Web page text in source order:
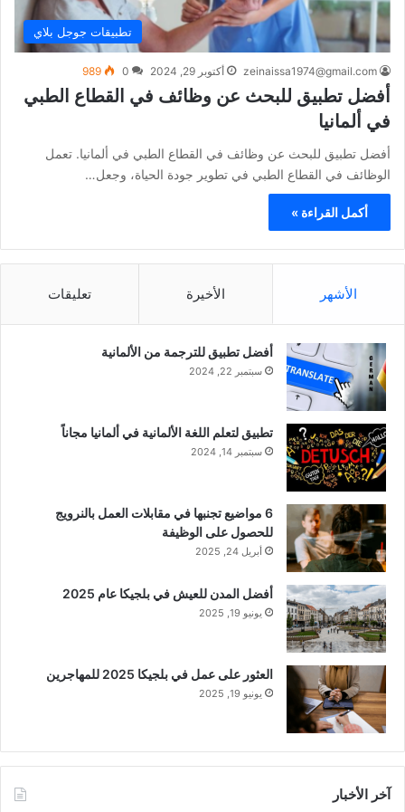
تطبيقات جوجل بلاي
zeinaissa1974@gmail.com أكتوبر 29, 2024 0
989
أفضل تطبيق للبحث عن وظائف في القطاع الطبي
في ألمانيا
أفضل تطبيق للبحث عن وظائف في القطاع الطبي في ألمانيا. تعمل
الوظائف في القطاع الطبي في تطوير جودة الحياة، وجعل…
أكمل القراءة »
الأشهر الأخيرة تعليقات
أفضل تطبيق للترجمة من الألمانية
سبتمبر 22, 2024
تطبيق لتعلم اللغة الألمانية في ألمانيا مجاناً
سبتمبر 14, 2024
6 مواضيع تجنبها في مقابلات العمل بالنرويج
للحصول على الوظيفة
أبريل 24, 2025
أفضل المدن للعيش في بلجيكا عام 2025
يونيو 19, 2025
العثور على عمل في بلجيكا 2025 للمهاجرين
يونيو 19, 2025
آخر الأخبار